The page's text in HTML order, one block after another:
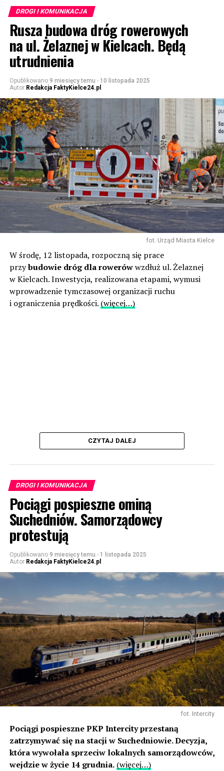
DROGI I KOMUNIKACJA
Rusza budowa dróg rowerowych
na ul. Żelaznej w Kielcach. Będą
utrudnienia
Opublikowano 9 miesięcy temu - 10 listopada 2025
Autor Redakcja FaktyKielce24.pl
fot. Urząd Miasta Kielce
W środę, 12 listopada, rozpoczną się prace
przybudowie dróg dla rowerówwzdłuż ul. Żelaznej
w Kielcach. Inwestycja, realizowana etapami, wymusi
wprowadzenie tymczasowej organizacji ruchu
i ograniczenia prędkości. (więcej…)
CZYTAJ DALEJ
DROGI I KOMUNIKACJA
Pociągi pospieszne ominą
Suchedniów. Samorządowcy
protestują
Opublikowano 9 miesięcy temu - 1 listopada 2025
Autor Redakcja FaktyKielce24.pl
fot. Intercity
Pociągi pospieszne PKP Intercity przestaną
zatrzymywać się na stacji w Suchedniowie. Decyzja,
która wywołała sprzeciw lokalnych samorządowców,
wejdzie w życie 14 grudnia. (więcej…)